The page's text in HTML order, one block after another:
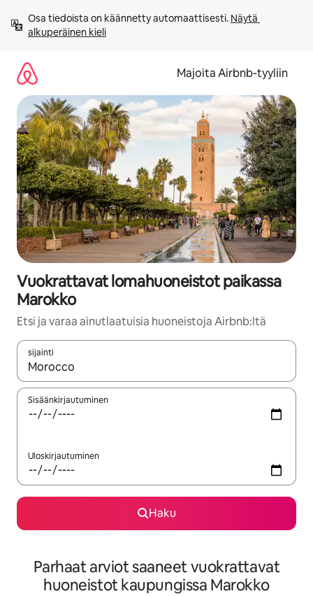
sisältö
väliin
Osa tiedoista on käännetty automaattisesti. Näytä
alkuperäinen kieli
Majoita Airbnb-tyyliin
Vuokrattavat lomahuoneistot paikassa
Marokko
Etsi ja varaa ainutlaatuisia huoneistoja Airbnb:ltä
sijainti
Kun tulokset ovat saatavilla, navigoi ylös- ja alas-
Sisäänkirjautuminen
Uloskirjautuminen
Haku
Parhaat arviot saaneet vuokrattavat
huoneistot kaupungissa Marokko